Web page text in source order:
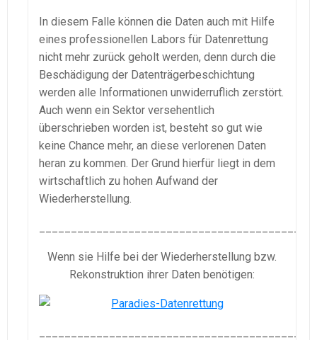
In diesem Falle können die Daten auch mit Hilfe
eines professionellen Labors für Datenrettung
nicht mehr zurück geholt werden, denn durch die
Beschädigung der Datenträgerbeschichtung
werden alle Informationen unwiderruflich zerstört.
Auch wenn ein Sektor versehentlich
überschrieben worden ist, besteht so gut wie
keine Chance mehr, an diese verlorenen Daten
heran zu kommen. Der Grund hierfür liegt in dem
wirtschaftlich zu hohen Aufwand der
Wiederherstellung.
Wenn sie Hilfe bei der Wiederherstellung bzw.
Rekonstruktion ihrer Daten benötigen: